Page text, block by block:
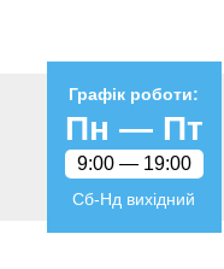
Графік роботи:
Пн — Пт
9:00 — 19:00
Сб-Нд вихідний